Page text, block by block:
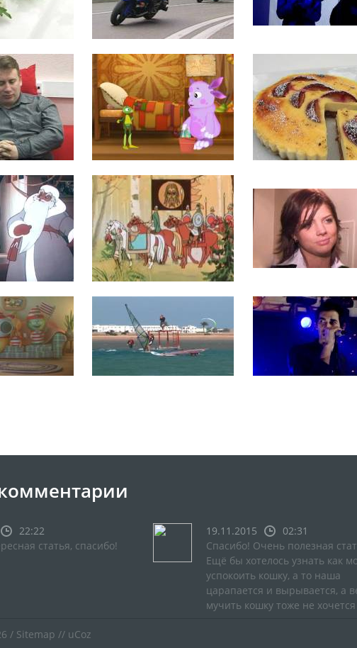
22:22
статья, спасибо!
19.11.2015
02:31
Спасибо! Очень полезная
Ещё бы хотелось узнать как
успокоить кошку, а то наша
царапается и вырывается, а
мучить кошку тоже не хочется
/ Sitemap // uCoz